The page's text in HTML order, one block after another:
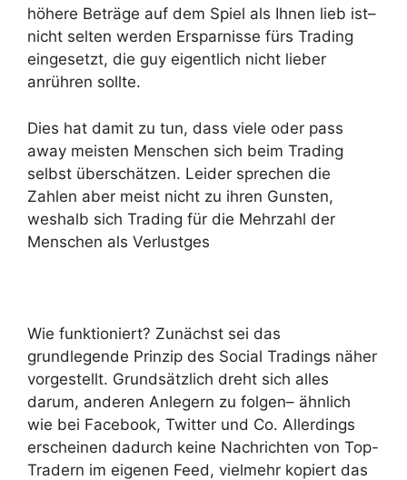
höhere Beträge auf dem Spiel als Ihnen lieb ist–
nicht selten werden Ersparnisse fürs Trading
eingesetzt, die guy eigentlich nicht lieber
anrühren sollte.
Dies hat damit zu tun, dass viele oder pass
away meisten Menschen sich beim Trading
selbst überschätzen. Leider sprechen die
Zahlen aber meist nicht zu ihren Gunsten,
weshalb sich Trading für die Mehrzahl der
Menschen als Verlustges
Wie funktioniert? Zunächst sei das
grundlegende Prinzip des Social Tradings näher
vorgestellt. Grundsätzlich dreht sich alles
darum, anderen Anlegern zu folgen– ähnlich
wie bei Facebook, Twitter und Co. Allerdings
erscheinen dadurch keine Nachrichten von Top-
Tradern im eigenen Feed, vielmehr kopiert das